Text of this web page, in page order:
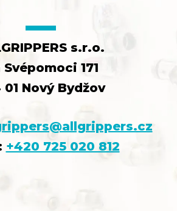
s.r.o.
Svépomoci 171
01 Nový Bydžov
+420 725 020 812